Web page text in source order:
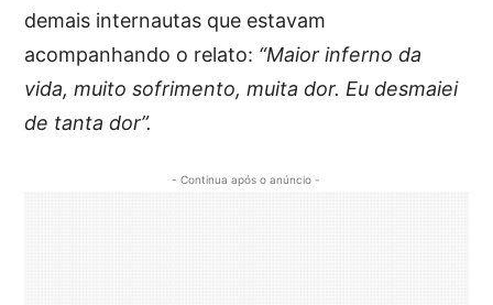
demais internautas que estavam
acompanhando o relato: “Maior inferno da
vida, muito sofrimento, muita dor. Eu desmaiei
de tanta dor”.
- Continua após o anúncio -